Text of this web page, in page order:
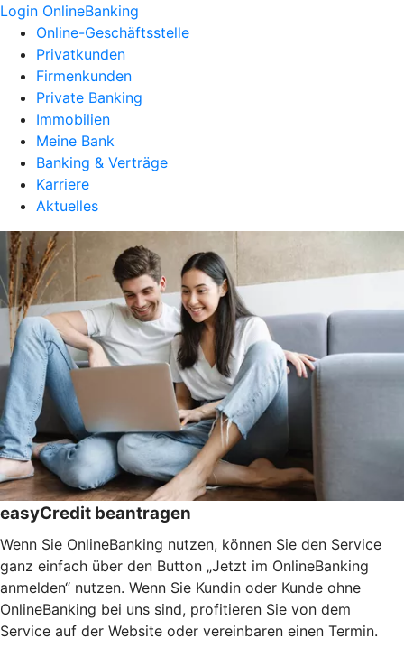
Login OnlineBanking
Online-Geschäftsstelle
Privatkunden
Firmenkunden
Private Banking
Immobilien
Meine Bank
Banking & Verträge
Karriere
Aktuelles
easyCredit beantragen
Wenn Sie OnlineBanking nutzen, können Sie den Service
ganz einfach über den Button „Jetzt im OnlineBanking
anmelden“ nutzen. Wenn Sie Kundin oder Kunde ohne
OnlineBanking bei uns sind, profitieren Sie von dem
Service auf der Website oder vereinbaren einen Termin.